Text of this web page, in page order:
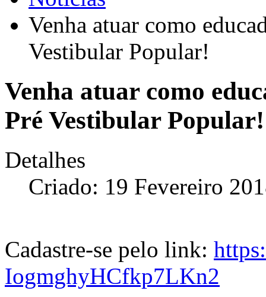
Venha atuar como
Vestibular Popular!
Venha atuar como
Pré Vestibular Popular!
Detalhes
Criado: 19 Fevereiro
Cadastre-se pelo link:
IogmghyHCfkp7LKn2